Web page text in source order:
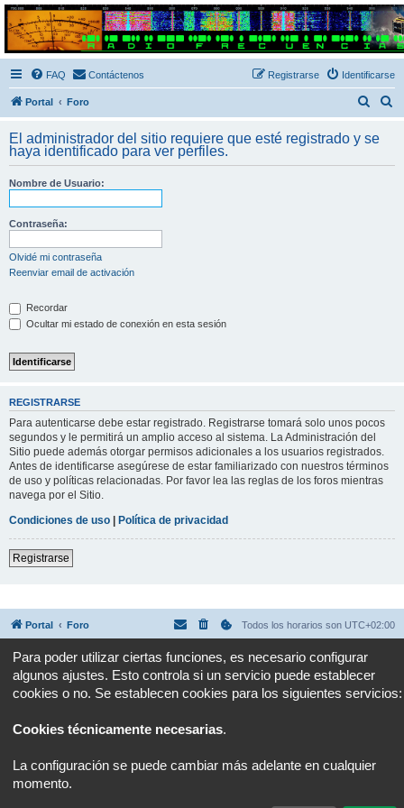
Radio Frecuencias
Foro de Radio Frecuencias
FAQ Contáctenos Identificarse
Registrarse
Portal Foro
c
s
c
El administrador del sitio requiere que esté registrado y se
haya identificado para ver perfiles.
Nombre de Usuario:
Contraseña:
Olvidé mi contraseña
Reenviar email de activación
Recordar
Ocultar mi estado de conexión en esta sesión
REGISTRARSE
Para autenticarse debe estar registrado. Registrarse tomará solo unos pocos
segundos y le permitirá un amplio acceso al sistema. La Administración del
Sitio puede además otorgar permisos adicionales a los usuarios registrados.
Antes de identificarse asegúrese de estar familiarizado con nuestros términos
de uso y políticas relacionadas. Por favor lea las reglas de los foros mientras
navega por el Sitio.
Condiciones de uso | Política de privacidad
Registrarse
Portal Foro Todos los horarios son UTC+02:00
Desarrollado porphpBB® Forum Software © phpBB Limited
Traducción al español porphpBB España
Privacidad|Condiciones
Para poder utilizar ciertas funciones, es necesario configurar
algunos ajustes. Esto controla si un servicio puede establecer
cookies o no. Se establecen cookies para los siguientes servicios:
Cookies técnicamente necesarias.
La configuración se puede cambiar más adelante en cualquier
momento.